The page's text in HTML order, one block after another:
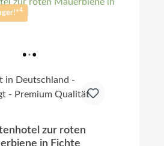
4
zur roten
in Fichte